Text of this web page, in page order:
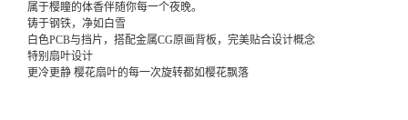
属于樱瞳的体香伴随你每一个夜晚。
铸于钢铁，净如白雪
白色PCB与挡片，搭配金属CG原画背板，完美贴合设计概念
特别扇叶设计
更冷更静 樱花扇叶的每一次旋转都如樱花飘落